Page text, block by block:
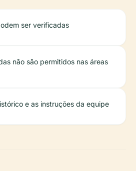
ser verificadas
não são permitidos nas áreas
e as instruções da equipe